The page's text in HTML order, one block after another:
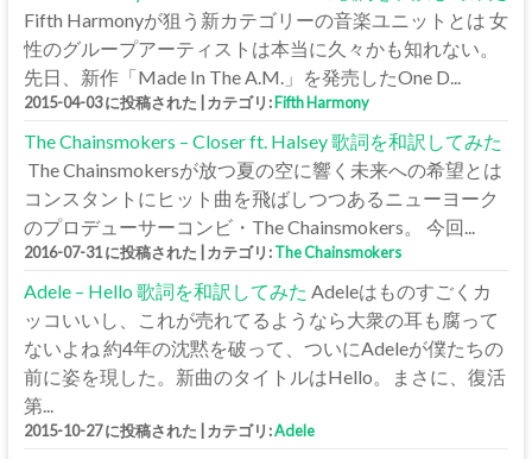
Fifth Harmonyが狙う新カテゴリーの音楽ユニットとは 女
性のグループアーティストは本当に久々かも知れない。
先日、新作「Made In The A.M.」を発売したOne D...
2015-04-03 に投稿された カテゴリ:Fifth Harmony
The Chainsmokers – Closer ft. Halsey 歌詞を和訳してみた
The Chainsmokersが放つ夏の空に響く未来への希望とは
コンスタントにヒット曲を飛ばしつつあるニューヨーク
のプロデューサーコンビ・The Chainsmokers。 今回...
2016-07-31 に投稿された カテゴリ:The Chainsmokers
Adele – Hello 歌詞を和訳してみた Adeleはものすごくカ
ッコいいし、これが売れてるようなら大衆の耳も腐って
ないよね 約4年の沈黙を破って、ついにAdeleが僕たちの
前に姿を現した。新曲のタイトルはHello。まさに、復活
第...
2015-10-27 に投稿された カテゴリ:Adele